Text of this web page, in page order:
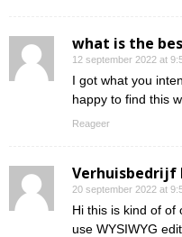
what is the
12 september 2022 at
I got what you
happy to find this
Reageer
Verhuisbedrijf
20 september 2022 at
Hi this is kind of of
use WYSIWYG